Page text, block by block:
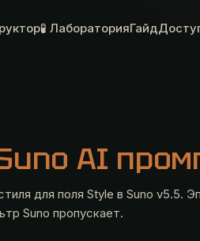
🧪 ЛабораторияГайд
AI
для поля Style в Suno v5.5.
Suno пропускает.